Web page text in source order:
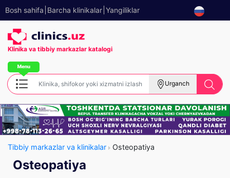
Bosh sahifa Barcha klinikalar Yangiliklar
Klinika va tibbiy markazlar katalogi
Urganch
Tibbiy markazlar va klinikalar Osteopatiya
Osteopatiya